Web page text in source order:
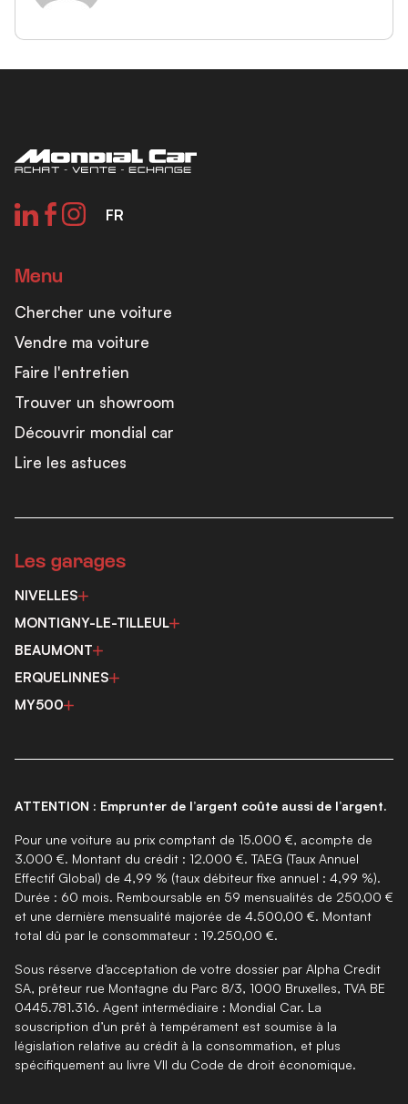
FR
Menu
Chercher une voiture
Vendre ma voiture
Faire l'entretien
Trouver un showroom
Découvrir mondial car
Lire les astuces
Les garages
NIVELLES
MONTIGNY-LE-TILLEUL
BEAUMONT
ERQUELINNES
MY500
ATTENTION : Emprunter de l’argent coûte aussi de l’argent.
Pour une voiture au prix comptant de 15.000 €, acompte de
3.000 €. Montant du crédit : 12.000 €. TAEG (Taux Annuel
Effectif Global) de 4,99 % (taux débiteur fixe annuel : 4,99 %).
Durée : 60 mois. Remboursable en 59 mensualités de 250,00 €
et une dernière mensualité majorée de 4.500,00 €. Montant
total dû par le consommateur : 19.250,00 €.
Sous réserve d’acceptation de votre dossier par Alpha Credit
SA, prêteur rue Montagne du Parc 8/3, 1000 Bruxelles, TVA BE
0445.781.316. Agent intermédiaire : Mondial Car. La
souscription d’un prêt à tempérament est soumise à la
législation relative au crédit à la consommation, et plus
spécifiquement au livre VII du Code de droit économique.